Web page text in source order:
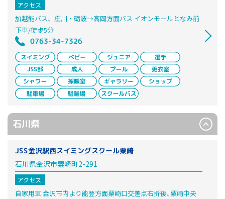
アクセス
加越能バス、庄川・砺波→高岡方面バス イオンモールとなみ前
下車/徒歩5分
0763-34-7326
石川県
JSS金沢駅西スイミングスクール粟崎
石川県金沢市粟崎町2-291
アクセス
自家用車:金沢市内より能登方面粟崎口交差点右折後､粟崎中央